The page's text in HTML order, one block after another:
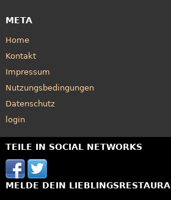
META
Home
Kontakt
Impressum
Nutzungsbedingungen
Datenschutz
login
TEILE IN SOCIAL NETWORKS
MELDE DEIN